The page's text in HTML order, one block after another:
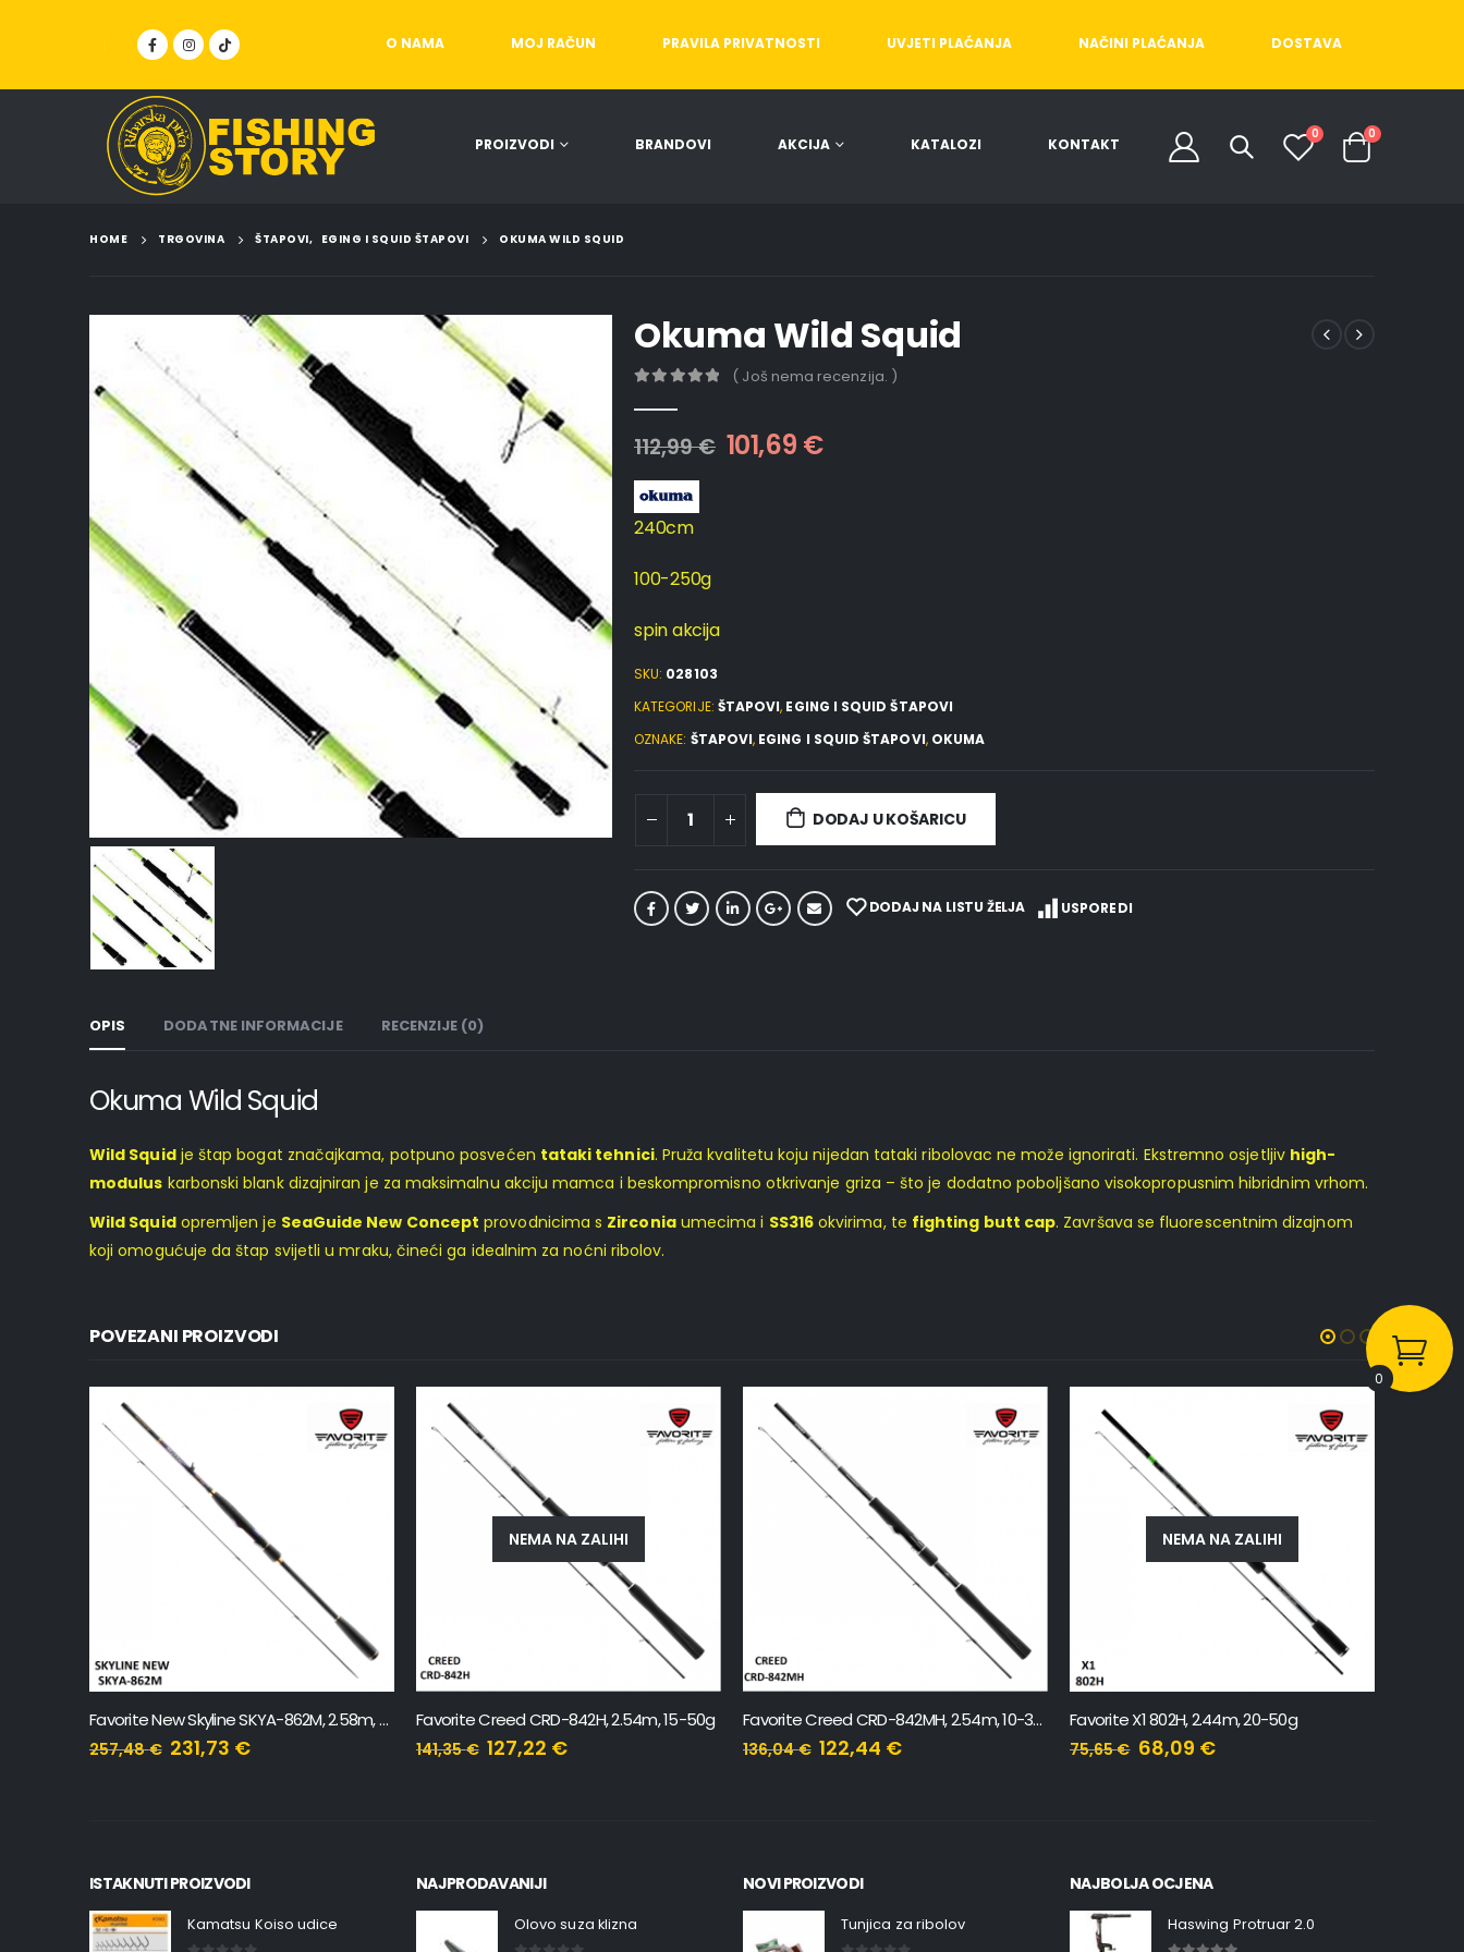
O NAMA MOJ RAČUN PRAVILA PRIVATNOSTI UVJETI PLAĆANJA NAČINI PLAĆANJA DOSTAVA
PROIZVODI BRANDOVI AKCIJA KATALOZI KONTAKT
0 0
HOME TRGOVINA ŠTAPOVI, EGING I SQUID ŠTAPOVI OKUMA WILD SQUID
Okuma Wild Squid
( Još nema recenzija. )
112,99€ 101,69 €
240cm
100-250g
spin akcija
SKU: 028103
KATEGORIJE: ŠTAPOVI, EGING I SQUID ŠTAPOVI
OZNAKE: ŠTAPOVI, EGING I SQUID ŠTAPOVI, OKUMA
DODAJ U KOŠARICU
DODAJ NA LISTU ŽELJA USPOREDI
OPIS DODATNE INFORMACIJE RECENZIJE (0)
Okuma Wild Squid
Wild Squidje štap bogat značajkama, potpuno posvećen tataki tehnici. Pruža kvalitetu koju nijedan tataki ribolovac ne može ignorirati. Ekstremno osjetljiv high-
modulus karbonski blank dizajniran je za maksimalnu akciju mamca i beskompromisno otkrivanje griza – što je dodatno poboljšano visokopropusnim hibridnim vrhom.
Wild Squidopremljen je SeaGuide New Concept provodnicima s Zirconiaumecima i SS316okvirima, te fighting butt cap. Završava se fluorescentnim dizajnom
koji omogućuje da štap svijetli u mraku, čineći ga idealnim za noćni ribolov.
POVEZANI PROIZVODI
NEMA NA ZALIHI
Favorite Creed CRD-842H, 2.54m, 15-50g
141,35€ 127,22€
Favorite Creed CRD-842MH, 2.54m, 10-32g
136,04€ 122,44€
NEMA NA ZALIHI
Favorite X1 802H, 2.44m, 20-50g
75,65€ 68,09€ 159,27€ 143,34€
ISTAKNUTI PROIZVODI
Kamatsu Koiso udice
NAJPRODAVANIJI
Olovo suza klizna
NOVI PROIZVODI
Tunjica za ribolov
NAJBOLJA OCJENA
Haswing Protruar 2.0
0